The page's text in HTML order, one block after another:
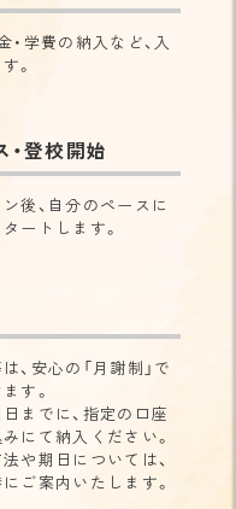
・学費の納入など、入
。
・登校開始
後、自分のペースに
ートします。
、安心の「月謝制」で
す。
までに、指定の口座
にて納入ください。
や期日については、
ご案内いたします。